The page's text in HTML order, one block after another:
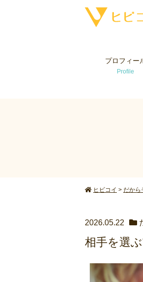
プロフィー
Profile
ヒビコイ > だから
2026.05.22
相手を選ぶ